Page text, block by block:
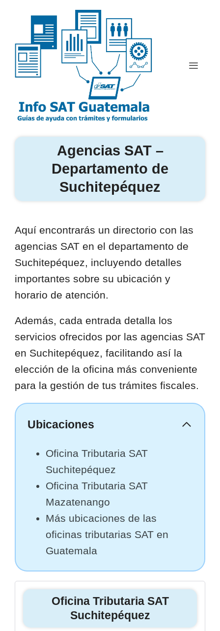
contenido
Agencias SAT –
Departamento de
Suchitepéquez
Aquí encontrarás un directorio con las
agencias SAT en el departamento de
Suchitepéquez, incluyendo detalles
importantes sobre su ubicación y
horario de atención.
Además, cada entrada detalla los
servicios ofrecidos por las agencias SAT
en Suchitepéquez, facilitando así la
elección de la oficina más conveniente
para la gestión de tus trámites fiscales.
Ubicaciones
Oficina Tributaria SAT
Suchitepéquez
Oficina Tributaria SAT
Mazatenango
Más ubicaciones de las
oficinas tributarias SAT en
Guatemala
Oficina Tributaria SAT
Suchitepéquez